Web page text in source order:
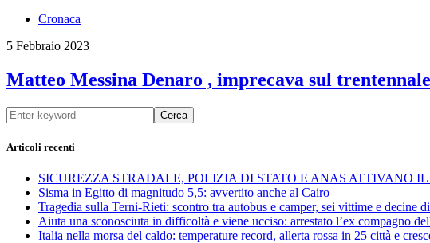
Cronaca
5 Febbraio 2023
Matteo Messina Denaro , imprecava sul
Cerca
Articoli recenti
SICUREZZA STRADALE, POLIZIA DI STATO E ANAS ATTIVANO
Sisma in Egitto di magnitudo 5,5: avvertito anche al Cairo
Tragedia sulla Terni-Rieti: scontro tra autobus e camper, sei vittime e decine
Aiuta una sconosciuta in difficoltà e viene ucciso: arrestato l’ex compagno
Italia nella morsa del caldo: temperature record, allerta rossa in 25 città e